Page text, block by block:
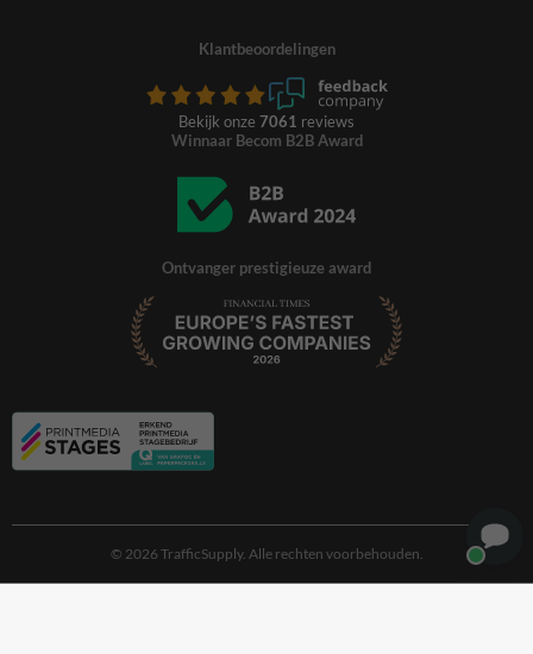
Klantbeoordelingen
Bekijk onze 7061 reviews
Winnaar Becom B2B Award
Ontvanger prestigieuze award
© 2026 TrafficSupply. Alle rechten voorbehouden.